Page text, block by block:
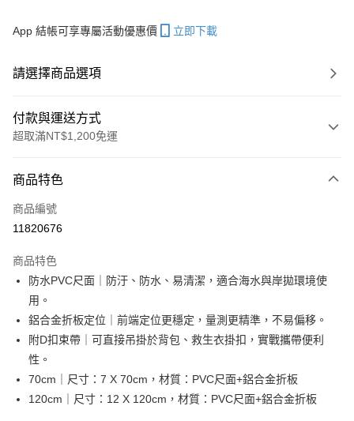
App 結帳可享專屬活動優惠價 立即下載
請選擇商品選項
付款與運送方式
超取滿NT$1,200免運
信用卡一次付款
信用卡分期付款
合作金庫商業銀行
華南商業銀行
彰化商業銀行
上海商業儲蓄銀行
國泰世華商業銀行
兆豐國際商業銀行
臺灣中小企業銀行
台中商業銀行
匯豐（台灣）商業銀行
元大商業銀行
永豐商業銀行
玉山商業銀行
星展（台灣）商業銀行
超商取貨付款
Apple Pay
街口支付
悠遊付
商品特色
商品編號
11820676
商品特色
防水PVC尺面｜防汙、防水、易清潔，適合海水與岸拋環境使
用。
鋁合金折板定位｜前端定位更穩定，量測更精準，不易偏移。
附D扣束帶｜可直接吊掛於背包、救生衣掛扣，實戰攜帶便利
性。
70cm｜尺寸：7 X 70cm，材質：PVC尺面+鋁合金折板
120cm｜尺寸：12 X 120cm，材質：PVC尺面+鋁合金折板